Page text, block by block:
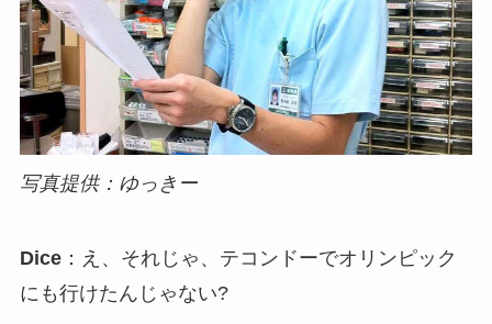
写真提供：ゆっきー
Dice：え、それじゃ、テコンドーでオリンピック
にも行けたんじゃない?